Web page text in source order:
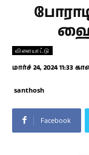
விளையாட்டு
மார்ச் 24, 2024 11:33
santhosh
Facebook